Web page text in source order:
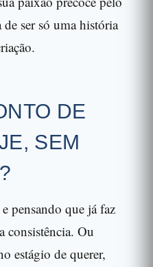
ser só uma história
DE
SEM
pensando que já faz
consistência. Ou
estágio de querer,